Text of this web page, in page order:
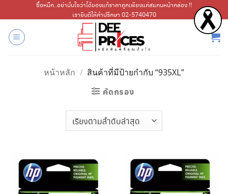
ไป
เนื้อหา
ซื้อหมึก..อย่ามั่นใจว่าได้ของแท้ราคาถูกเพียงแค่สแกนหน้ากล่อง !!
เรายินดีให้คำปรึกษา 02-5740470
หน้าหลัก / สินค้าที่มีป้ายกำกับ “935XL”
คัดกรอง